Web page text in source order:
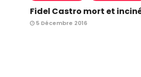
Fidel Castro mort et
5 Décembre 2016